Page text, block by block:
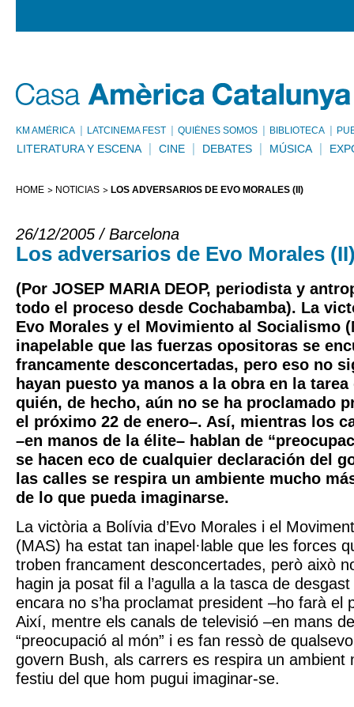
KM AMÈRICA LATCINEMA FEST QUIÉNES SOMOS BIBLIOTECA
LITERATURA Y ESCENA CINE DEBATES MÚSICA
HOME NOTICIAS LOS ADVERSARIOS DE EVO MORALES (II)
26/12/2005 / Barcelona
Los adversarios de Evo Morales
(Por JOSEP MARIA DEOP, periodista y
todo el proceso desde Cochabamba). La
Evo Morales y el Movimiento al Socialismo
inapelable que las fuerzas opositoras se
francamente desconcertadas, pero eso no
hayan puesto ya manos a la obra en la
quién, de hecho, aún no se ha proclamado
el próximo 22 de enero–. Así, mientras los
–en manos de la élite– hablan de
se hacen eco de cualquier declaración del
las calles se respira un ambiente mucho
de lo que pueda imaginarse.
La victòria a Bolívia d’Evo Morales i el
(MAS) ha estat tan inapel·lable que les forces
troben francament desconcertades, però això
hagin ja posat fil a l’agulla a la tasca de
encara no s’ha proclamat president –ho farà el
Així, mentre els canals de televisió –en mans
“preocupació al món” i es fan ressò de
govern Bush, als carrers es respira un ambient
festiu del que hom pugui imaginar-se.